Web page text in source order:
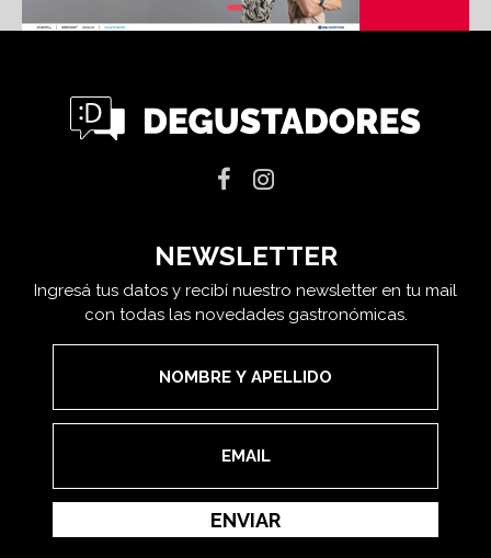
NEWSLETTER
Ingresá tus datos y recibí nuestro newsletter en tu mail
con todas las novedades gastronómicas.
ENVIAR